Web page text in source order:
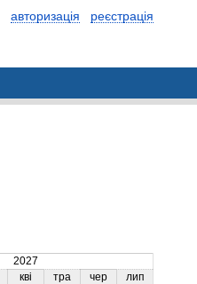
авторизація реєстрація
2027
кві тра чер лип